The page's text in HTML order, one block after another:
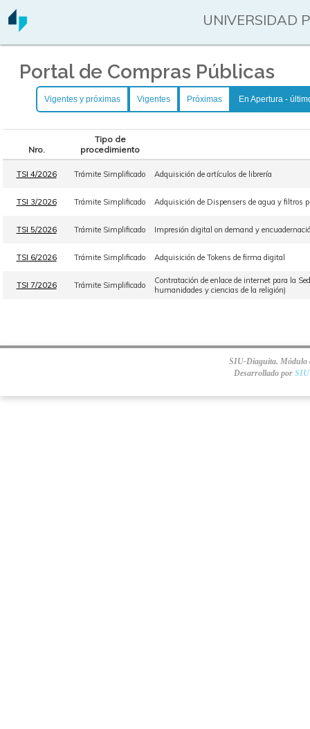
UNIVERSIDAD
Portal de Compras Públicas
Vigentes y próximas Vigentes Próximas En Apertura -
Nro.
Tipo de
procedimiento
TSI 4/2026 Trámite Simplificado Adquisición de artículos de librería
TSI 3/2026 Trámite Simplificado Adquisición de Dispensers de agua y filtros
TSI 5/2026 Trámite Simplificado Impresión digital on demand y
TSI 6/2026 Trámite Simplificado Adquisición de Tokens de firma digital
TSI 7/2026 Trámite Simplificado
Contratación de enlace de internet para la
humanidades y ciencias de la religión)
SIU-Diaguita. Módulo
Desarrollado por SIU